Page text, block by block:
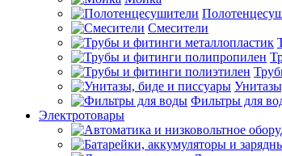
Смесители
Фильтры для
Электротовары